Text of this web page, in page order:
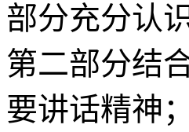
部分充分认
第二部分结
要讲话精神